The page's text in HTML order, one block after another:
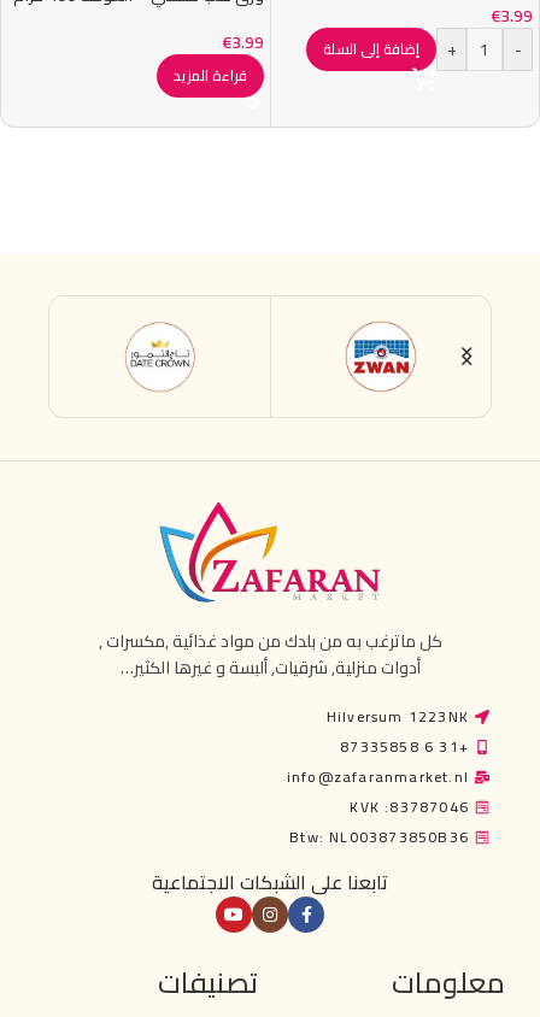
€3.99
-
+ إضافة إلى السلة
€3.99
قراءة المزيد
كل ماترغب به من بلدك من مواد غذائية ,مكسرات ,
أدوات منزلية, شرقيات, ألبسة و غيرها الكثير…
Hilversum 1223NK
+31 6 87335858
info@zafaranmarket.nl
KVK :83787046
Btw: NL003873850B36
تابعنا على الشبكات الاجتماعية
معلومات تصنيفات